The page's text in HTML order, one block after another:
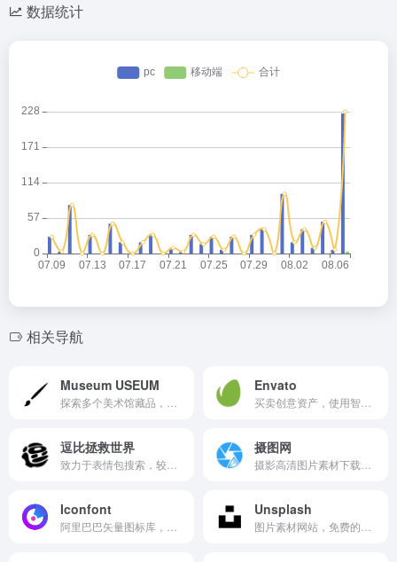
数据统计
相关导航
Museum USEUM Envato
逗比拯救世界 摄图网
Iconfont Unsplash